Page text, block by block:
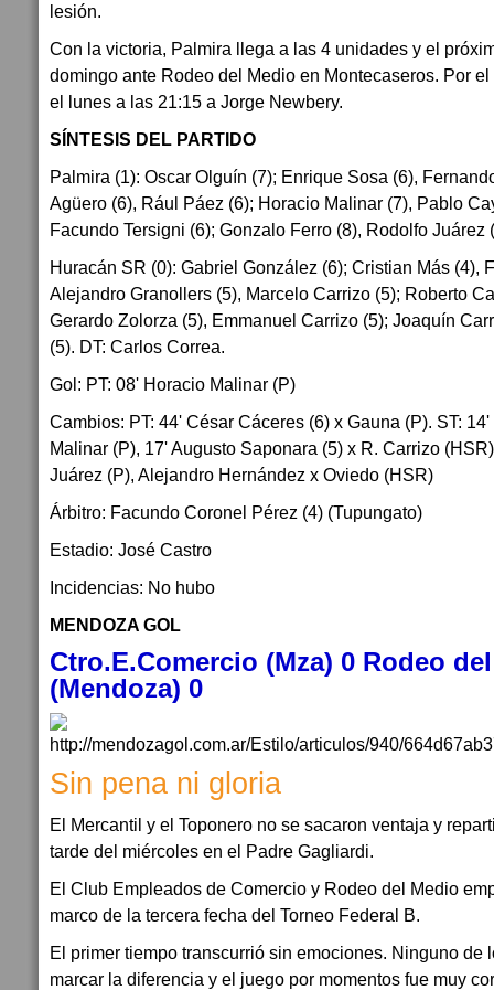
lesión.
Con la victoria, Palmira llega a las 4 unidades y el
domingo ante Rodeo del Medio en Montecaseros. Por
el lunes a las 21:15 a Jorge Newbery.
SÍNTESIS DEL PARTIDO
Palmira (1): Oscar Olguín (7); Enrique Sosa (6),
Agüero (6), Rául Páez (6); Horacio Malinar (7), Pablo
Facundo Tersigni (6); Gonzalo Ferro (8), Rodolfo Juárez
Huracán SR (0): Gabriel González (6); Cristian Más (4),
Alejandro Granollers (5), Marcelo Carrizo (5); Roberto
Gerardo Zolorza (5), Emmanuel Carrizo (5); Joaquín
(5). DT: Carlos Correa.
Gol: PT: 08' Horacio Malinar (P)
Cambios: PT: 44' César Cáceres (6) x Gauna (P). ST:
Malinar (P), 17' Augusto Saponara (5) x R. Carrizo
Juárez (P), Alejandro Hernández x Oviedo (HSR)
Árbitro: Facundo Coronel Pérez (4) (Tupungato)
Estadio: José Castro
Incidencias: No hubo
MENDOZA GOL
Ctro.E.Comercio (Mza) 0 Rodeo
(Mendoza) 0
Sin pena ni gloria
El Mercantil y el Toponero no se sacaron ventaja y
tarde del miércoles en el Padre Gagliardi.
El Club Empleados de Comercio y Rodeo del Medio
marco de la tercera fecha del Torneo Federal B.
El primer tiempo transcurrió sin emociones. Ninguno de
marcar la diferencia y el juego por momentos fue muy